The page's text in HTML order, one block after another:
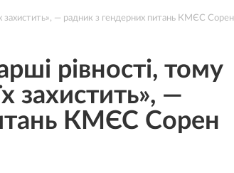
захистить», — радник з гендерних питань КМЄС Сорен
рівності, тому
захистить», —
КМЄС Сорен